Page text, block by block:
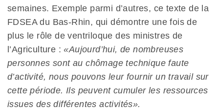
semaines. Exemple parmi d’autres, ce texte de la
FDSEA du Bas-Rhin, qui démontre une fois de
plus le rôle de ventriloque des ministres de
l’Agriculture :«Aujourd’hui, de nombreuses
personnes sont au chômage technique faute
d’activité, nous pouvons leur fournir un travail sur
cette période. Ils peuvent cumuler les ressources
issues des différentes activités».